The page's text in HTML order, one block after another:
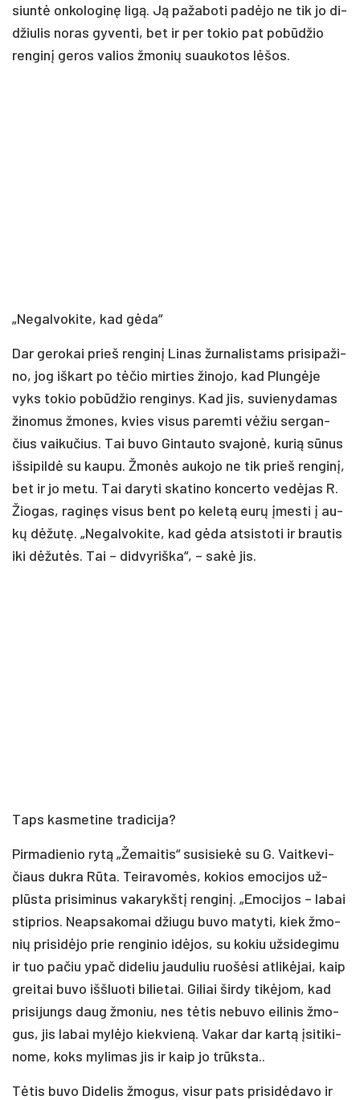
siun­tė on­ko­lo­gi­nę li­gą. Ją pa­ža­bo­ti pa­dė­jo ne tik jo di­
džiu­lis no­ras gy­ven­ti, bet ir per to­kio pat po­bū­džio
ren­gi­nį ge­ros va­lios žmo­nių suau­ko­tos lė­šos.
„Ne­gal­vo­ki­te, kad gė­da“
Dar ge­ro­kai prieš ren­gi­nį Li­nas žur­na­lis­tams pri­si­pa­ži­
no, jog iš­kart po tė­čio mir­ties ži­no­jo, kad Plun­gė­je
vyks to­kio po­bū­džio ren­gi­nys. Kad jis, su­vie­ny­da­mas
ži­no­mus žmo­nes, kvies vi­sus pa­rem­ti vė­žiu ser­gan­
čius vai­ku­čius. Tai bu­vo Gin­tau­to sva­jo­nė, ku­rią sū­nus
iš­si­pil­dė su kau­pu. Žmo­nės au­ko­jo ne tik prieš ren­gi­nį,
bet ir jo me­tu. Tai da­ry­ti ska­ti­no kon­cer­to ve­dė­jas R.
Žio­gas, ra­gi­nęs vi­sus bent po ke­le­tą eu­rų įmes­ti į au­
kų dė­žu­tę. „Ne­gal­vo­ki­te, kad gė­da at­si­sto­ti ir brau­tis
iki dė­žu­tės. Tai – did­vy­riš­ka“, – sa­kė jis.
Taps kas­me­ti­ne tra­di­ci­ja?
Pir­ma­die­nio ry­tą „Že­mai­tis“ su­si­sie­kė su G. Vait­ke­vi­
čiaus duk­ra Rū­ta. Tei­ra­vo­mės, ko­kios emo­ci­jos už­
plūs­ta pri­si­mi­nus va­ka­rykš­tį ren­gi­nį. „Emo­ci­jos – la­bai
stip­rios. Neap­sa­ko­mai džiu­gu bu­vo ma­ty­ti, kiek žmo­
nių pri­si­dė­jo prie ren­gi­nio idė­jos, su ko­kiu už­si­de­gi­mu
ir tuo pa­čiu ypač di­de­liu jau­du­liu ruo­šė­si at­li­kė­jai, kaip
grei­tai bu­vo iš­šluo­ti bi­lie­tai. Gi­liai šir­dy ti­kė­jom, kad
pri­si­jungs daug žmo­niu, nes tė­tis ne­bu­vo ei­li­nis žmo­
gus, jis la­bai my­lė­jo kiek­vie­ną. Va­kar dar kar­tą įsi­ti­ki­
no­me, koks my­li­mas jis ir kaip jo trūks­ta..
Tė­tis bu­vo Di­de­lis žmo­gus, vi­sur pa­ts pri­si­dė­da­vo ir